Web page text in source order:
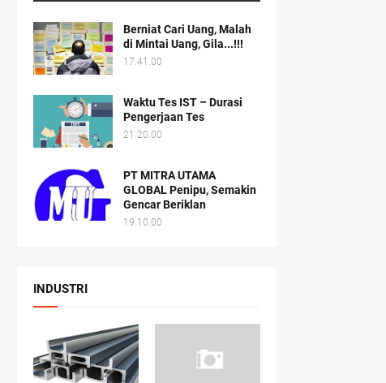
Berniat Cari Uang, Malah
di Mintai Uang, Gila...!!!
17.41.00
Waktu Tes IST – Durasi
Pengerjaan Tes
21.20.00
PT MITRA UTAMA
GLOBAL Penipu, Semakin
Gencar Beriklan
19.10.00
INDUSTRI